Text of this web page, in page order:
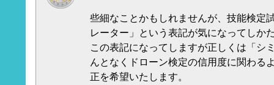
些細なことかもしれませんが、技能検定
レーター」という表記が気になってしか
この表記になってしますが正しくは「シ
んとなくドローン検定の信用度に関わる
正を希望いたします。